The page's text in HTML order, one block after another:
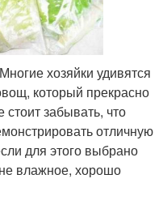
хозяйки удивятся
который прекрасно
забывать, что
отличную
для этого выбрано
влажное, хорошо